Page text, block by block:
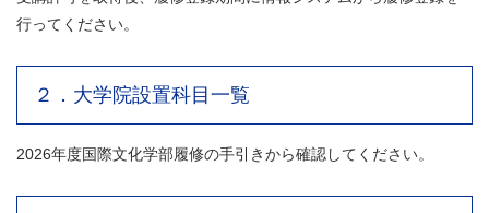
行ってください。
２．大学院設置科目一覧
2026年度国際文化学部履修の手引きから確認してください。